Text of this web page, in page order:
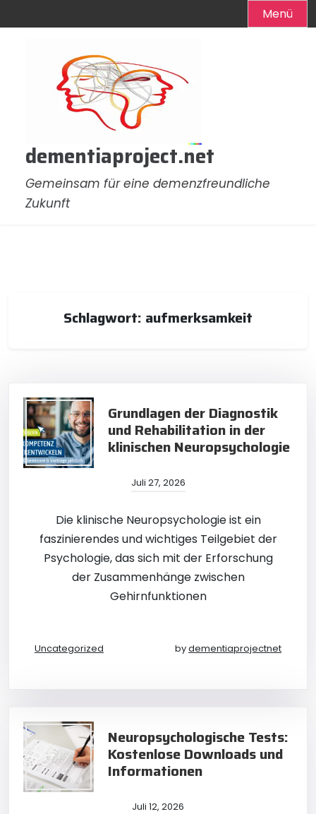
Menü
dementiaproject.net
Gemeinsam für eine demenzfreundliche
Zukunft
Schlagwort: aufmerksamkeit
Grundlagen der Diagnostik
und Rehabilitation in der
klinischen Neuropsychologie
Juli 27, 2026
Die klinische Neuropsychologie ist ein
faszinierendes und wichtiges Teilgebiet der
Psychologie, das sich mit der Erforschung
der Zusammenhänge zwischen
Gehirnfunktionen
Uncategorized bydementiaprojectnet
Neuropsychologische Tests:
Kostenlose Downloads und
Informationen
Juli 12, 2026